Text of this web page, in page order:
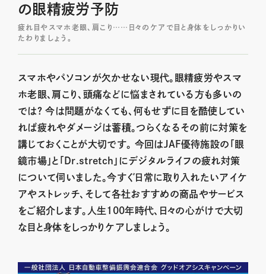
の眼精疲労予防
疲れ目やスマホ老眼、肩こり……日々のケアで目と身体をしっかりい
たわりましょう。
スマホやパソコンが欠かせない現代。眼精疲労やスマ
ホ老眼、肩こり、頭痛などに悩まされている方も多いの
では？ 今は問題がなくても、何もせずに目を酷使してい
れば疲れやダメージは蓄積。つらくなるその前に対策を
講じておくことが大切です。 今回はJAF優待施設の 「眼
鏡市場」と 「Dr.stretch」 にデジタルライフの疲れ対策
について伺いました。今すぐ日常に取り入れたいアイケ
アやストレッチ、そして各社おすすめの商品やサービス
をご紹介します。人生100年時代、日々の心がけで大切
な目と身体をしっかりケアしましょう。